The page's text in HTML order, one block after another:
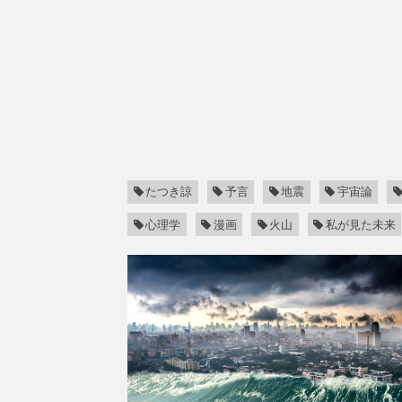
たつき諒 予言 地震 宇宙論
心理学 漫画 火山 私が見た未来